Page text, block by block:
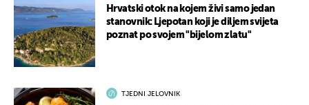
Hrvatski otok na kojem živi samo jedan
stanovnik: Ljepotan koji je diljem svijeta
poznat po svojem "bijelom zlatu"
TJEDNI JELOVNIK